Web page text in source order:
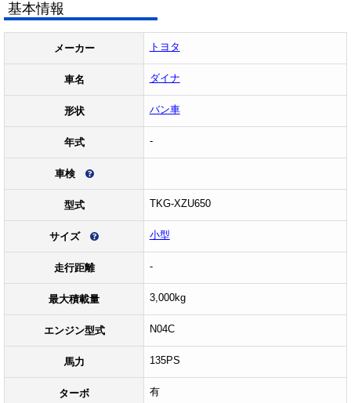
基本情報
メーカー トヨタ
車名 ダイナ
形状 バン車
年式 -
車検
型式 TKG-XZU650
サイズ 小型
走行距離 -
最大積載量 3,000kg
エンジン型式 N04C
馬力 135PS
ターボ 有